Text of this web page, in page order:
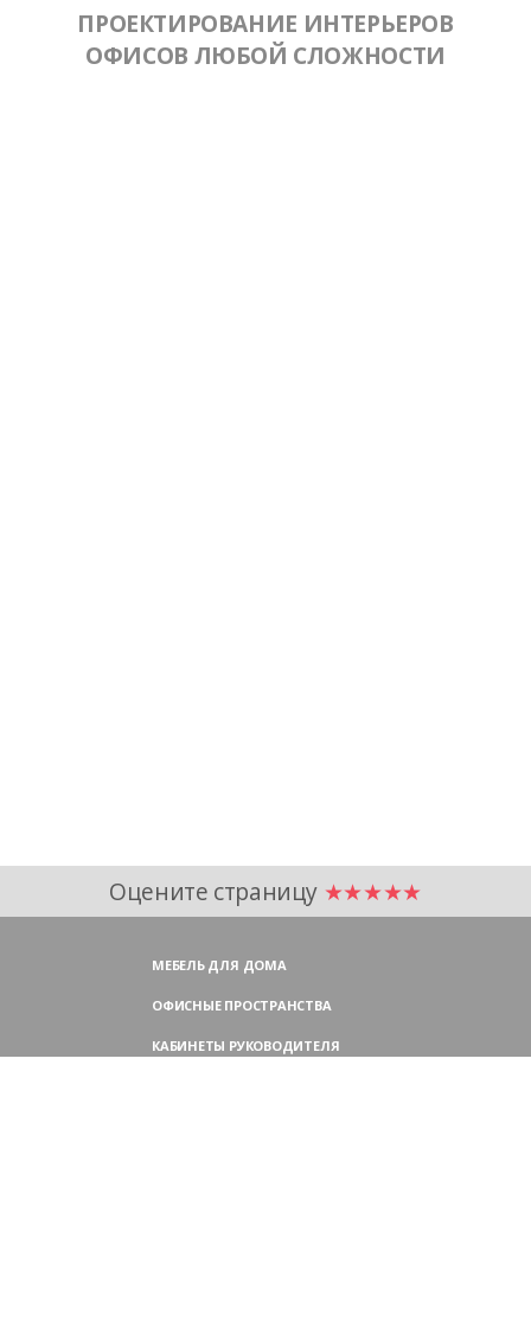
ПРОЕКТИРОВАНИЕ ИНТЕРЬЕРОВ
ОФИСОВ ЛЮБОЙ СЛОЖНОСТИ
Оцените страницу ★★★★★
МЕБЕЛЬ ДЛЯ ДОМА
ОФИСНЫЕ ПРОСТРАНСТВА
КАБИНЕТЫ РУКОВОДИТЕЛЯ